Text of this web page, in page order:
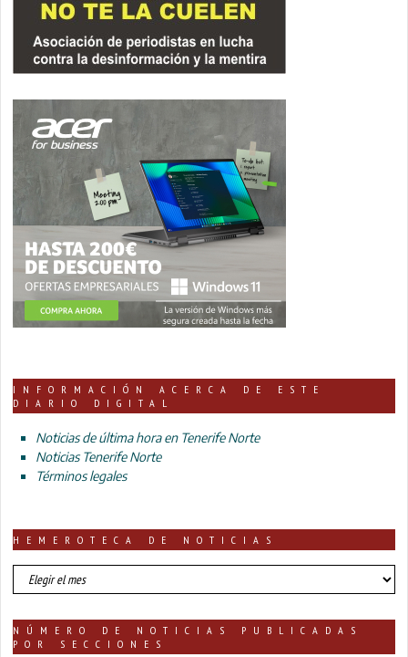
INFORMACIÓN ACERCA DE ESTE
DIARIO DIGITAL
Noticias de última hora en Tenerife Norte
Noticias Tenerife Norte
Términos legales
HEMEROTECA DE NOTICIAS
HEMEROTECA
DE
NÚMERO DE NOTICIAS PUBLICADAS
POR SECCIONES